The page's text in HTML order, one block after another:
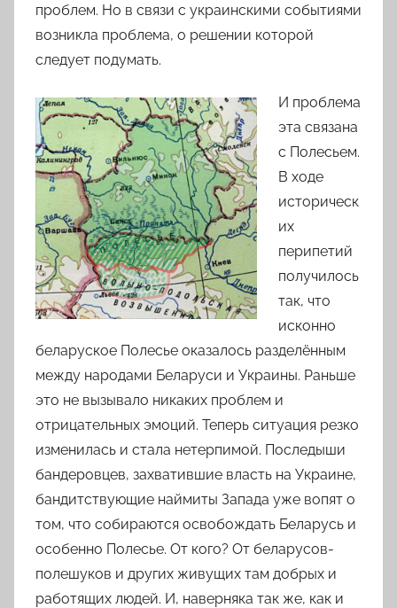
проблем. Но в связи с украинскими событиями
возникла проблема, о решении которой
следует подумать.
И проблема
эта связана
с Полесьем.
В ходе
историческ
их
перипетий
получилось
так, что
исконно
беларуское Полесье оказалось разделённым
между народами Беларуси и Украины. Раньше
это не вызывало никаких проблем и
отрицательных эмоций. Теперь ситуация резко
изменилась и стала нетерпимой. Последыши
бандеровцев, захватившие власть на Украине,
бандитствующие наймиты Запада уже вопят о
том, что собираются освобождать Беларусь и
особенно Полесье. От кого? От беларусов-
полешуков и других живущих там добрых и
работящих людей. И, наверняка так же, как и